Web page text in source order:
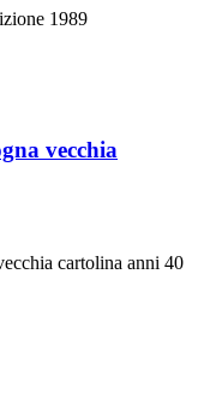
1989
vecchia
cartolina anni 40